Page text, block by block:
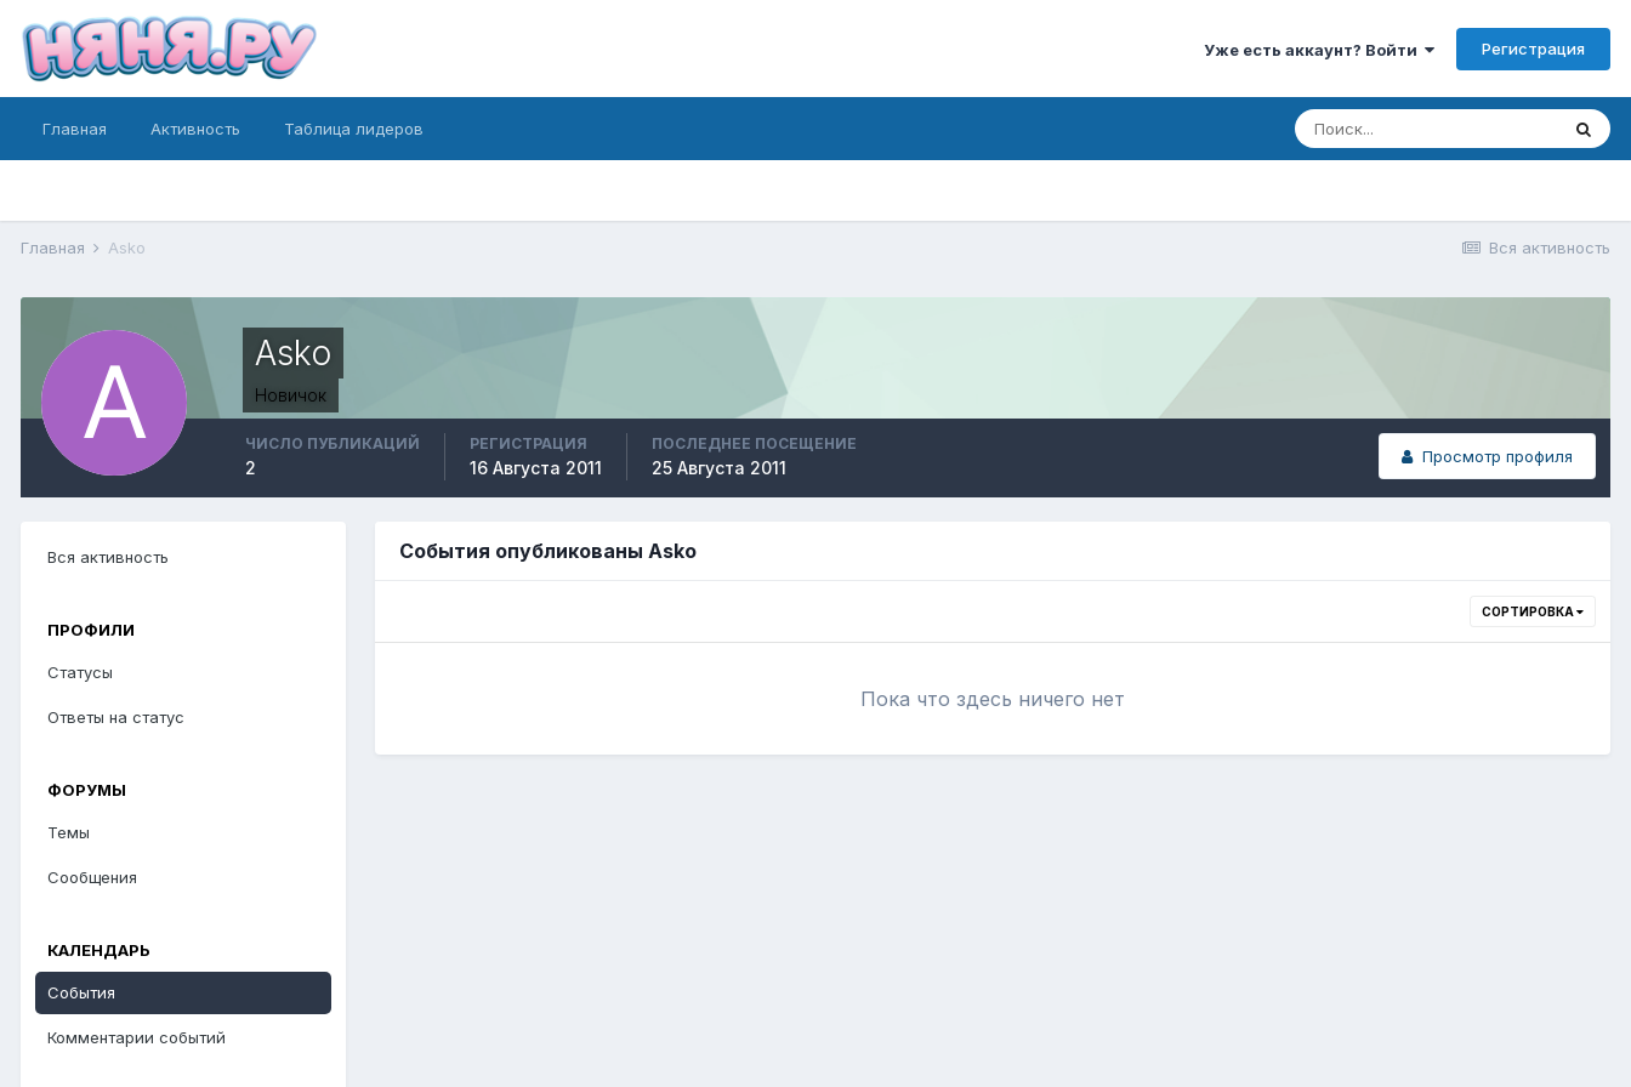
Уже есть аккаунт? Войти Регистрация
Главная Активность Таблица лидеров
Вся активность
Главная Asko
Asko
Новичок
Просмотр профиля
ЧИСЛО ПУБЛИКАЦИЙ
2
РЕГИСТРАЦИЯ
16 Августа 2011
ПОСЛЕДНЕЕ ПОСЕЩЕНИЕ
25 Августа 2011
Вся активность
ПРОФИЛИ
Статусы
Ответы на статус
ФОРУМЫ
Темы
Сообщения
КАЛЕНДАРЬ
События
Комментарии событий
События опубликованы Asko
СОРТИРОВКА
Пока что здесь ничего нет